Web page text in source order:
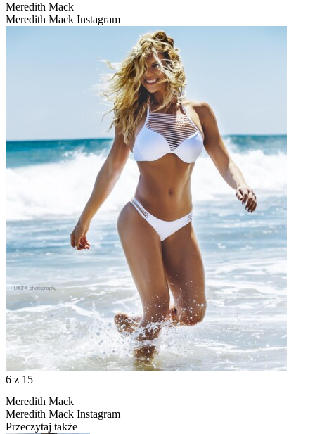
Meredith Mack
Meredith Mack Instagram
6 z 15
Meredith Mack
Meredith Mack Instagram
Przeczytaj także